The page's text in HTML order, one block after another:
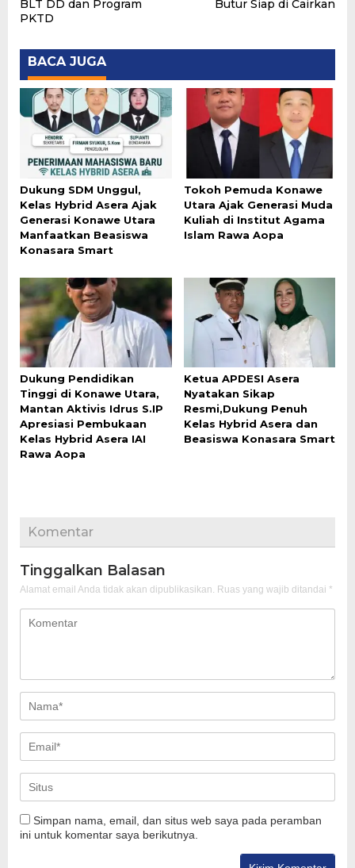
BLT DD dan Program
PKTD
Butur Siap di Cairkan
BACA JUGA
Dukung SDM Unggul,
Kelas Hybrid Asera Ajak
Generasi Konawe Utara
Manfaatkan Beasiswa
Konasara Smart
Tokoh Pemuda Konawe
Utara Ajak Generasi Muda
Kuliah di Institut Agama
Islam Rawa Aopa
Dukung Pendidikan
Tinggi di Konawe Utara,
Mantan Aktivis Idrus S.IP
Apresiasi Pembukaan
Kelas Hybrid Asera IAI
Rawa Aopa
Ketua APDESI Asera
Nyatakan Sikap
Resmi,Dukung Penuh
Kelas Hybrid Asera dan
Beasiswa Konasara Smart
Komentar
Tinggalkan Balasan
Alamat email Anda tidak akan dipublikasikan. Ruas yang wajib ditandai *
Simpan nama, email, dan situs web saya pada peramban
ini untuk komentar saya berikutnya.